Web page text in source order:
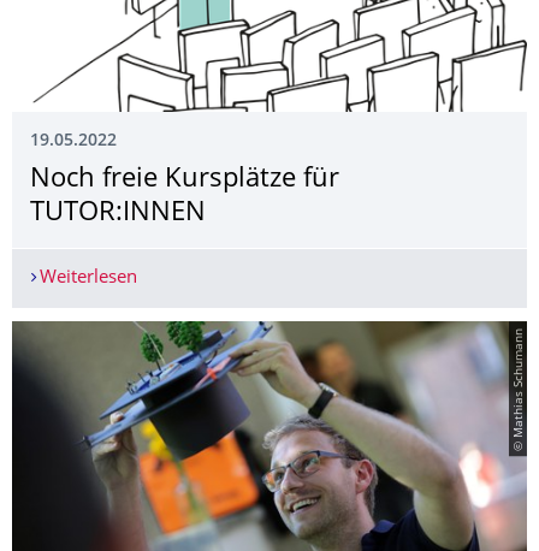
19.05.2022
Noch freie Kursplätze für
TUTOR:INNEN
Weiterlesen
© Mathias Schumann